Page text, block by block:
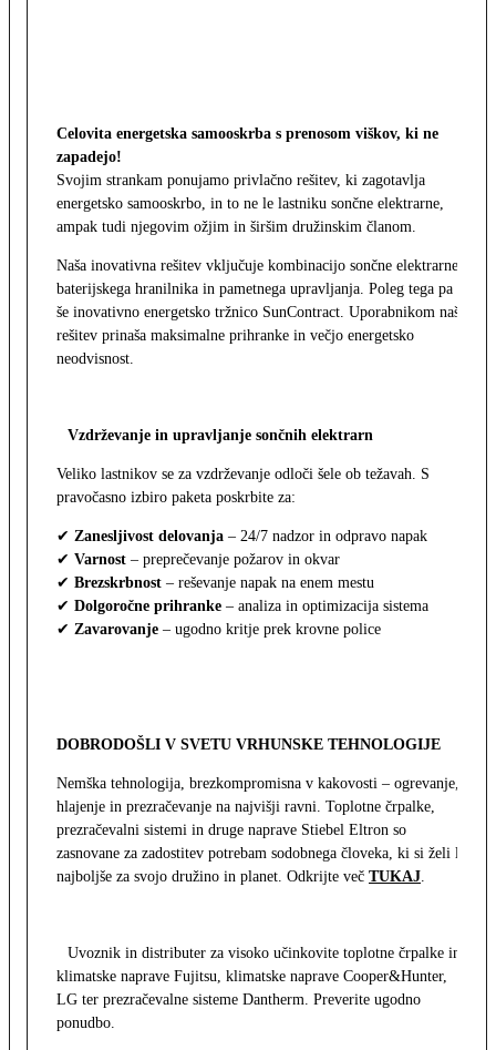
Celovita energetska samooskrba s prenosom viškov, ki ne
zapadejo!
Svojim strankam ponujamo privlačno rešitev, ki zagotavlja
energetsko samooskrbo, in to ne le lastniku sončne elektrarne,
ampak tudi njegovim ožjim in širšim družinskim članom.
Naša inovativna rešitev vključuje kombinacijo sončne elektrarne,
baterijskega hranilnika in pametnega upravljanja. Poleg tega pa
še inovativno energetsko tržnico SunContract. Uporabnikom naša
rešitev prinaša maksimalne prihranke in večjo energetsko
neodvisnost.
Vzdrževanje in upravljanje sončnih elektrarn
Veliko lastnikov se za vzdrževanje odloči šele ob težavah. S
pravočasno izbiro paketa poskrbite za:
✔ Zanesljivost delovanja – 24/7 nadzor in odpravo napak
✔ Varnost – preprečevanje požarov in okvar
✔ Brezskrbnost – reševanje napak na enem mestu
✔ Dolgoročne prihranke – analiza in optimizacija sistema
✔ Zavarovanje – ugodno kritje prek krovne police
DOBRODOŠLI V SVETU VRHUNSKE TEHNOLOGIJE
Nemška tehnologija, brezkompromisna v kakovosti – ogrevanje,
hlajenje in prezračevanje na najvišji ravni. Toplotne črpalke,
prezračevalni sistemi in druge naprave Stiebel Eltron so
zasnovane za zadostitev potrebam sodobnega človeka, ki si želi le
najboljše za svojo družino in planet. Odkrijte več TUKAJ
Uvoznik in distributer za visoko učinkovite toplotne črpalke in
klimatske naprave Fujitsu, klimatske naprave Cooper&Hunter,
LG ter prezračevalne sisteme Dantherm. Preverite ugodno
ponudbo.